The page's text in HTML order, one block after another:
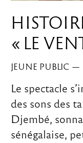
« LE
JEUNE PUBLIC —
Le spectacle
des sons des
Djembé,
sénégalaise,